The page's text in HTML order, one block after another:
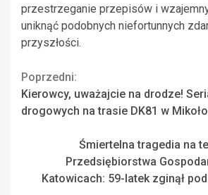
przestrzeganie przepisów i
uniknąć podobnych niefortunnych
przyszłości.
Continue
Reading
Poprzedni:
Kierowcy, uważajcie na drodze!
drogowych na trasie DK81 w
Śmiertelna tragedia na
Przedsiębiorstwa
Katowicach: 59-latek zginął